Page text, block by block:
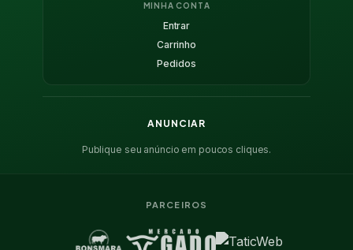
MINHA CONTA
Entrar
Carrinho
Pedidos
ANUNCIAR
Publique seu anúncio em poucos cliques.
PARCEIROS